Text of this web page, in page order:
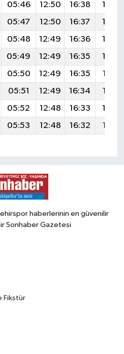
05:46 12:50 16:38
19:43
05:47 12:50 16:37
19:42
05:48 12:49 16:36
19:40
05:49 12:49 16:35
19:39
05:50 12:49 16:35
19:37
05:51 12:49 16:34
19:36
05:52 12:48 16:33
19:34
05:53 12:48 16:32 19:33
haberlerinin en güvenilir
Sonhaber Gazetesi
Fikstür